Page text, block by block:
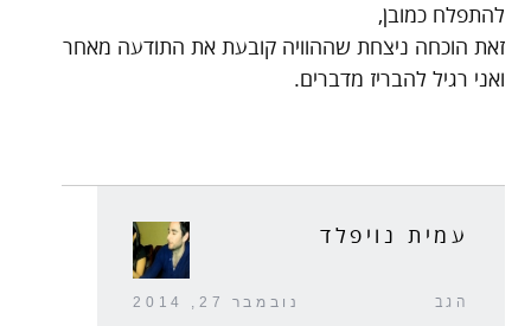
להתפלח כמובן,
זאת הוכחה ניצחת שההוויה קובעת את התודעה מאחר
ואני רגיל להבריז מדברים.
הגב נובמבר 27, 2014
עמית נויפלד